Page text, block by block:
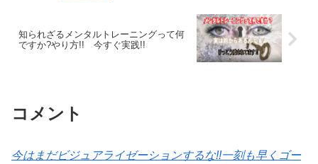
知られざるメンタルトレーニングって何
ですか?やり方!! 今すぐ実践!!
コメント
今はまだビジュアライゼーションするな!!一刻も早くゴー